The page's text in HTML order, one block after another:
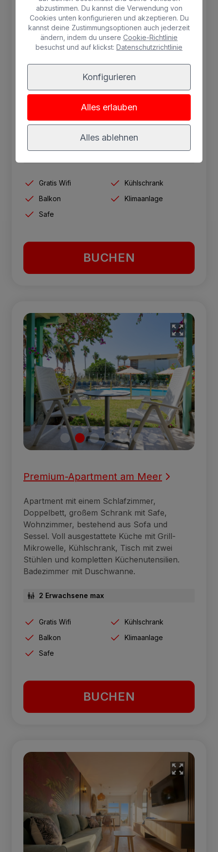
Premium-Apartment mit
Panoramablick auf Meer und
Dünen
Apartment mit einem Schlafzimmer,
Doppelbett, großem Schrank mit Safe,
Wohnzimmer, bestehend aus Sofa und
Sessel. Voll ausgestattete Küche mit Grill-
Mikrowelle, Kühlschrank, Tisch mit zwei
Stühlen und kompletten Küchenutensilien.
Badezimmer mit Duschwanne.
Gratis Wifi
Kühlschrank
Balkon
Klimaanlage
Safe
BUCHEN
Premium-Apartment am Meer
Apartment mit einem Schlafzimmer,
Doppelbett, großem Schrank mit Safe,
Wohnzimmer, bestehend aus Sofa und
Sessel. Voll ausgestattete Küche mit Grill-
Mikrowelle, Kühlschrank, Tisch mit zwei
Stühlen und kompletten Küchenutensilien.
Badezimmer mit Duschwanne.
2 Erwachsene max
Gratis Wifi
Kühlschrank
Balkon
Klimaanlage
Safe
BUCHEN
abzustimmen. Du kannst die Verwendung von
Cookies unten konfigurieren und akzeptieren. Du
kannst deine Zustimmungsoptionen auch jederzeit
ändern, indem du unsere Cookie-Richtlinie
besuchst und auf klickst: Datenschutzrichtlinie
Konfigurieren
Alles erlauben
Alles ablehnen